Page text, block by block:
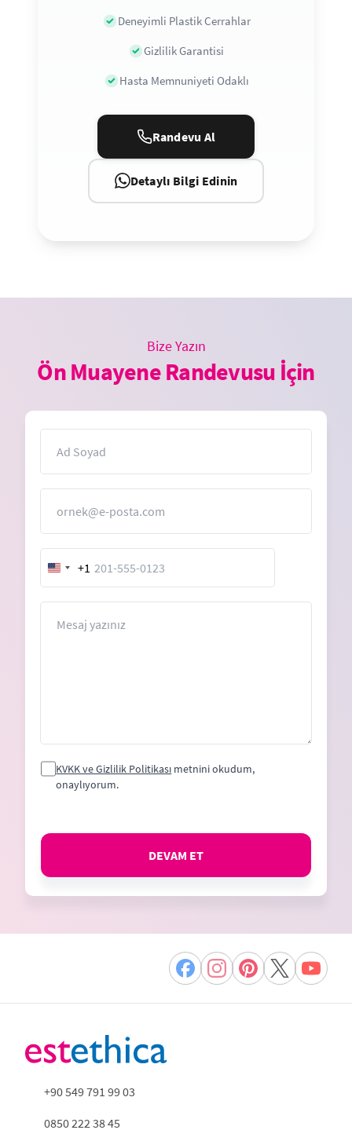
Deneyimli Plastik Cerrahlar
Gizlilik Garantisi
Hasta Memnuniyeti Odaklı
Randevu Al
Detaylı Bilgi Edinin
Bize Yazın
Ön Muayene Randevusu İçin
United
States
+1
KVKK ve Gizlilik Politikası metnini okudum,
onaylıyorum.
DEVAM ET
+90 549 791 99 03
0850 222 38 45